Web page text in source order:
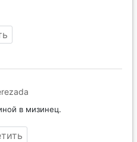
в мизинец.